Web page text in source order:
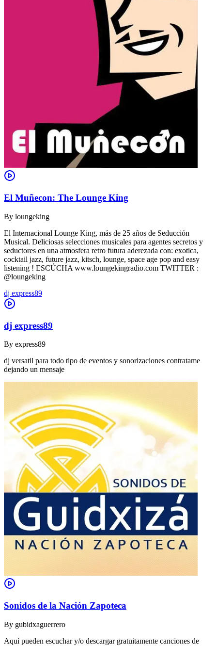
El Muñecon: The Lounge King
By loungeking
El Internacional Lounge King, más de 25 años de Seducción
Musical. Deliciosas selecciones musicales para agentes secretos y
seductores en una atmosfera retro futura aderezada con: exotica,
cocktail jazz, future jazz, kitsch, lounge, space age pop and easy
listening ! ESCÚCHA www.loungekingradio.com TWITTER :
@loungeking
dj express89
dj express89
By express89
dj versatil para todo tipo de eventos y sonorizaciones contratame
dejando un mensaje
Sonidos de la Nación Zapoteca
By gubidxaguerrero
Aquí pueden escuchar y/o descargar gratuitamente canciones de